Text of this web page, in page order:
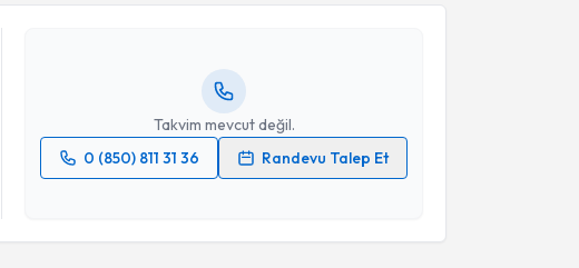
Takvim mevcut değil.
0 (850) 811 31 36
Randevu Talep Et
işlenmesini kabul ediyorum.
Randevu Takvimi Talebi